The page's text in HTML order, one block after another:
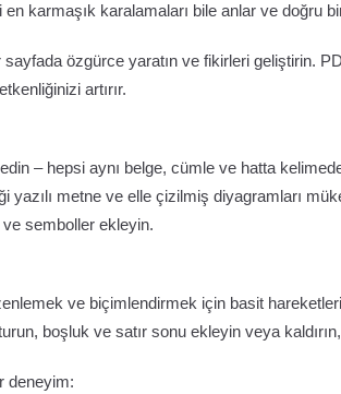
karmaşık karalamaları bile anlar ve doğru
sayfada özgürce yaratın ve fikirleri geliştirin.
artırır.
– hepsi aynı belge, cümle ve hatta
yazılı metne ve elle çizilmiş diyagramları
semboller ekleyin.
ve biçimlendirmek için basit
boşluk ve satır sonu ekleyin veya
deneyim: